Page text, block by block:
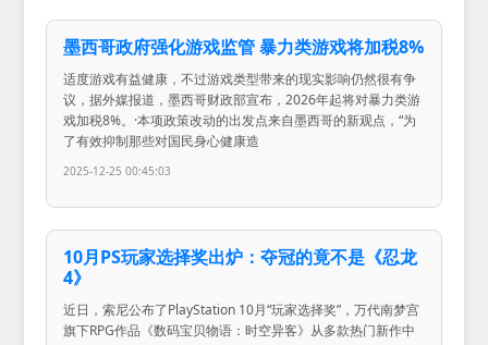
墨西哥政府强化游戏监管 暴力类游戏将加税8%
适度游戏有益健康，不过游戏类型带来的现实影响仍然很有争
议，据外媒报道，墨西哥财政部宣布，2026年起将对暴力类游
戏加税8%。·本项政策改动的出发点来自墨西哥的新观点，“为
了有效抑制那些对国民身心健康造
2025-12-25 00:45:03
10月PS玩家选择奖出炉：夺冠的竟不是《忍龙
4》
近日，索尼公布了PlayStation 10月“玩家选择奖”，万代南梦宫
旗下RPG作品《数码宝贝物语：时空异客》从多款热门新作中